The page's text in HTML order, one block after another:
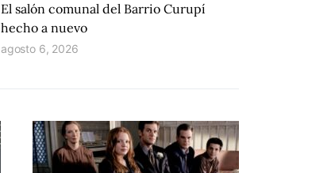
El salón comunal del Barrio Curupí
hecho a nuevo
agosto 6, 2026